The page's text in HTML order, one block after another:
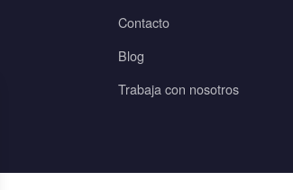
Contacto
Blog
Trabaja con nosotros